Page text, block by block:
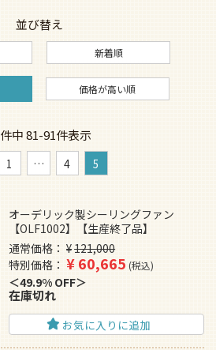
並び替え
新着順
価格が高い順
件中81-91件表示
1 … 4 5
オーデリック製シーリングファン
【OLF1002】【生産終了品】
通常価格
¥121,000
特別価格
¥60,665 税込
49.9% OFF
在庫切れ
お気に入りに追加